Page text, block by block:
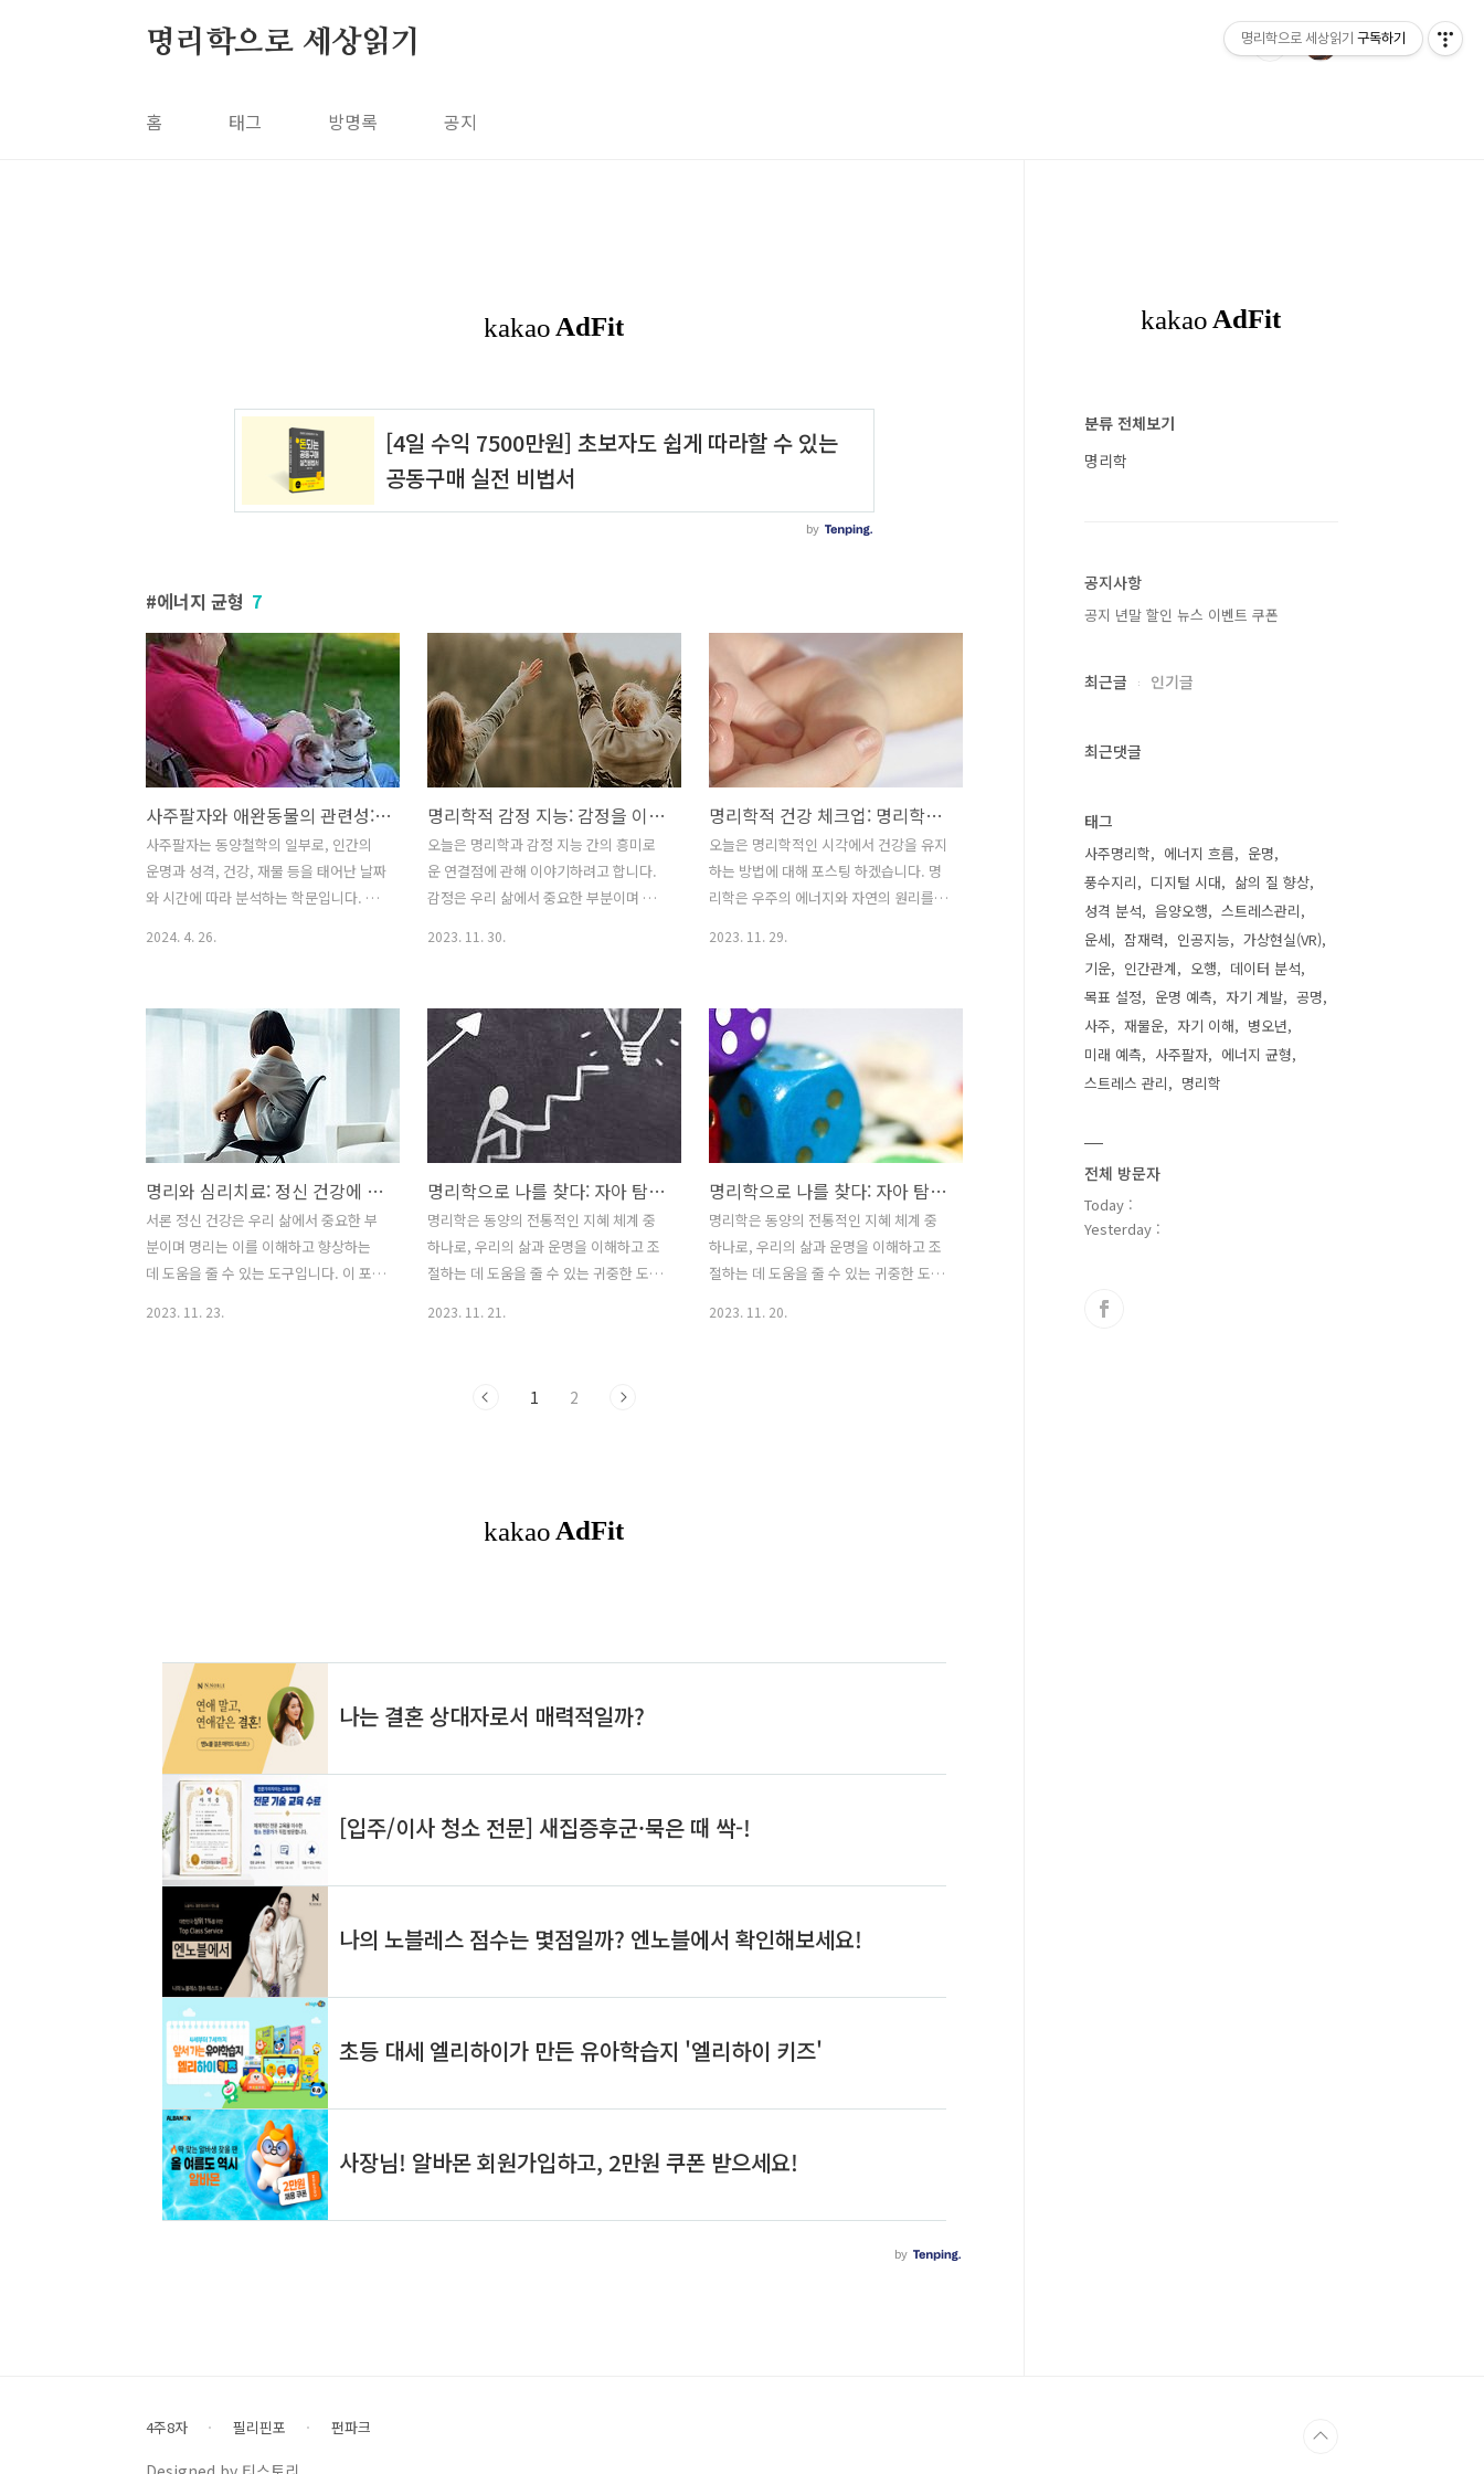
명리학으로 세상읽기
홈 태그 방명록 공지
에너지 균형 7
사주팔자와 애완동물의 관련성: 서로를 보완하는 삶의 동반자
사주팔자는 동양철학의 일부로, 인간의
운명과 성격, 건강, 재물 등을 태어난 날짜
와 시간에 따라 분석하는 학문입니다. 반
이 어떻게 서로 관련이 있을까요?사주팔
자로 알아보는 애완동물의 중요성에너지
의 균형: 사주팔자에서는 우주의 다섯 가
지 기본 요소인 목(木), 화(火), 토(土), 금
(金), 수(水)의 에너지가 인간의 운명에 큰
영향을 미친다고 봅니다. 각 요소는 서로
를 생성하거나 극복하며, 이러한 상호작
용이 인간 삶에 균형을 이루는 데 도움을
줍니다. 애완동물 역시 이러한 에너지의
균형에 영향을 줄 수 있습니다. 예를 들어,
사주에서 불의 요소가 부족한 사람은 활
2024. 4. 26.
명리학적 감정 지능: 감정을 이해하고 관리하는 데 도움 되는 비결
오늘은 명리학과 감정 지능 간의 흥미로
운 연결점에 관해 이야기하려고 합니다.
감정은 우리 삶에서 중요한 부분이며 명
작용 명리학은 중국의 전통적인 지식 체
계로 우주의 에너지와 개인의 운명을 분
석하여 이해하는 학문입니다. 감정은 우
리 삶에서 끊임없이 나타나는 중요한 측
면 중 하나로 명리학은 감정의 기원과 특
성을 파악하고 이를 이해하는 데 도움을
줍니다. 에너지의 흐름과 감정: 명리학은
에너지의 흐름을 강조하며 이 에너지의
흐름이 감정에 어떻게 영향을 미치는지를
탐구합니다. 감정은 에너지의 변화로 볼
수 있으며 명리학은 각 개인의 에너지 패
제하는지를 분석..
2023. 11. 30.
명리학적 건강 체크업: 명리학적 건강 유지 안내서
오늘은 명리학적인 시각에서 건강을 유지
하는 방법에 대해 포스팅 하겠습니다. 명
리학은 우주의 에너지와 자연의 원리를
건강 명리학은 중국의 전통적인 학문으로
우주의 에너지와 지구의 자연 원리를 연
구하며 이를 토대로 인간의 삶과 건강을
이해하는 학문입니다. 명리학은 "명"은
'운'을, "리"는 '이치'나 '법칙'을 의미하
며 삶의 흐름과 에너지의 흐름에 대한 이
해를 바탕으로 건강한 삶을 지향합니다.
에너지의 균형: 가장 중요한 개념이 에너
지의 균형입니다. 몸은 에너지의 흐름으
로 이루어져 있으며 명리학은 이 에너지
의 흐름이 어떻게 조절되느냐에 따라 건
개념..
2023. 11. 29.
명리와 심리치료: 정신 건강에 대한 명리적 접근
서론 정신 건강은 우리 삶에서 중요한 부
분이며 명리는 이를 이해하고 향상하는
데 도움을 줄 수 있는 도구입니다. 이 포스
다고 봅니다. 개개인의 명리 차트를 통해
2023. 11. 23.
명리학으로 나를 찾다: 자아 탐색과 인식 확장의 여정(2)
명리학은 동양의 전통적인 지혜 체계 중
하나로, 우리의 삶과 운명을 이해하고 조
절하는 데 도움을 줄 수 있는 귀중한 도구
습니다. ** 본 내용은 필자의 주관적 내용
통해 나 자신을 더 깊이 파헤치고, 내면의
자들에 대한 심층적인 ..
2023. 11. 21.
명리학으로 나를 찾다: 자아 탐색과 인식 확장의 여정(1)
명리학은 동양의 전통적인 지혜 체계 중
하나로, 우리의 삶과 운명을 이해하고 조
절하는 데 도움을 줄 수 있는 귀중한 도구
력, 그리고 ..
2023. 11. 20.
1 2
분류 전체보기
명리학
공지사항
공지 년말 할인 뉴스 이벤트 쿠폰
최근글 인기글
최근댓글
태그
사주명리학 에너지 흐름
운명
풍수지리
디지털 시대
삶의 질 향상
성격 분석
음양오행
스트레스관리
운세
잠재력 인공지능
가상현실(VR)
기운
인간관계 오행
데이터 분석
목표 설정
운명 예측 자기 계발
공명
사주
재물운 자기 이해
병오년
미래 예측
사주팔자
에너지 균형
스트레스 관리
명리학
전체 방문자
Today :
Yesterday :
4주8자 필리핀포 펀파크
명리학으로 세상읽기 구독하기